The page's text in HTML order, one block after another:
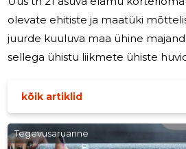
olevate ehitiste ja maatüki
juurde kuuluva maa ühine
sellega ühistu liikmete ühiste
teenuste osutamine. Aruandeperioodil ühistul töötajaid
ei olnud, juhatusele tasu ei
kõik artiklid
Tegevusaruanne